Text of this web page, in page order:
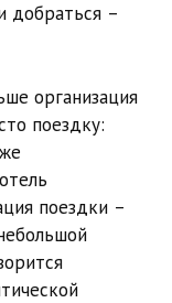
добраться –
организация
поездку:
поездки –